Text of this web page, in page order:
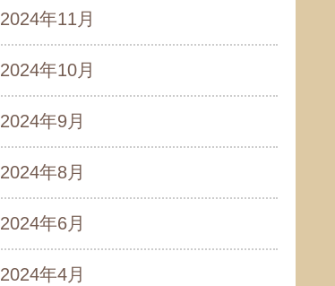
2024年11月
2024年10月
2024年9月
2024年8月
2024年6月
2024年4月